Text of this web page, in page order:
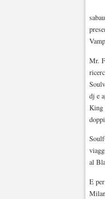
Mr.
dj e
King
al
E